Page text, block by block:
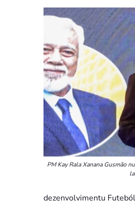
PM Kay Rala Xanana Gusmão
dezenvolvimentu